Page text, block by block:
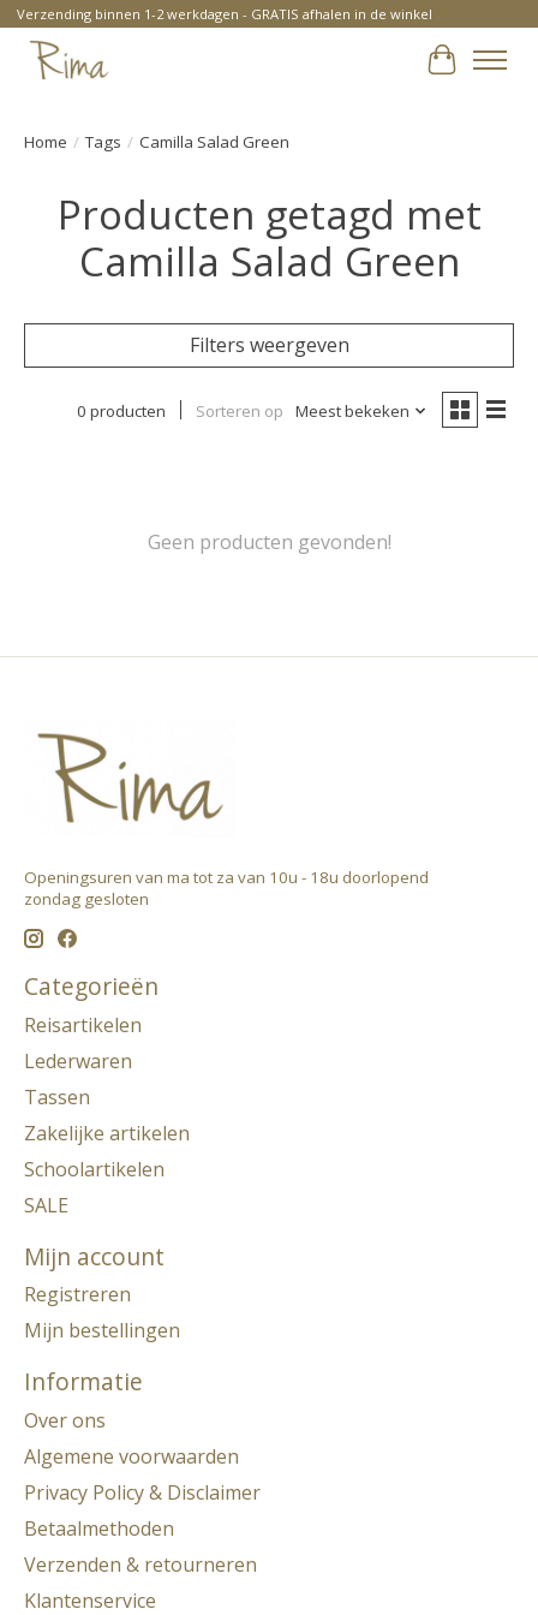
Verzending binnen 1-2 werkdagen - GRATIS afhalen in de winkel
Home / Tags / Camilla Salad Green
Producten getagd met
Camilla Salad Green
Filters weergeven
0 producten Sorteren op Meest bekeken
Geen producten gevonden!
Openingsuren van ma tot za van 10u - 18u doorlopend ​
zondag gesloten
Categorieën
Reisartikelen
Lederwaren
Tassen
Zakelijke artikelen
Schoolartikelen
SALE
Mijn account
Registreren
Mijn bestellingen
Informatie
Over ons
Algemene voorwaarden
Privacy Policy & Disclaimer
Betaalmethoden
Verzenden & retourneren
Klantenservice